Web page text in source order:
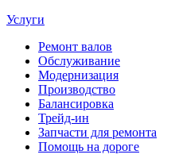
Услуги
Ремонт валов
Обслуживание
Модернизация
Производство
Балансировка
Трейд-ин
Запчасти для ремонта
Помощь на дороге